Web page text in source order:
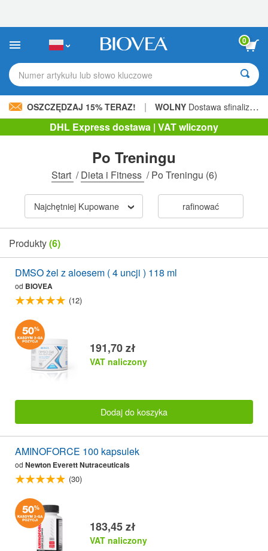
strona
internetowa
zawiera
ułatwień
dostępu.
0
Numer artykułu lub słowo kluczowe
OSZCZĘDZAJ 15% TERAZ! | WOLNY Dostawa sfinalizowana 206,00 zł »
DHL Express dostawa | VAT wliczony
Po Treningu
Start /Dieta i Fitness /Po Treningu (6)
Najchętniej Kupowane rafinować
Produkty(6)
DMSO żel z aloesem ( 4 uncji ) 118 ml
od BIOVEA
(12)
191,70 zł
VAT naliczony
Dodaj do koszyka
AMINOFORCE 100 kapsulek
od Newton Everett Nutraceuticals
(30)
183,45 zł
VAT naliczony